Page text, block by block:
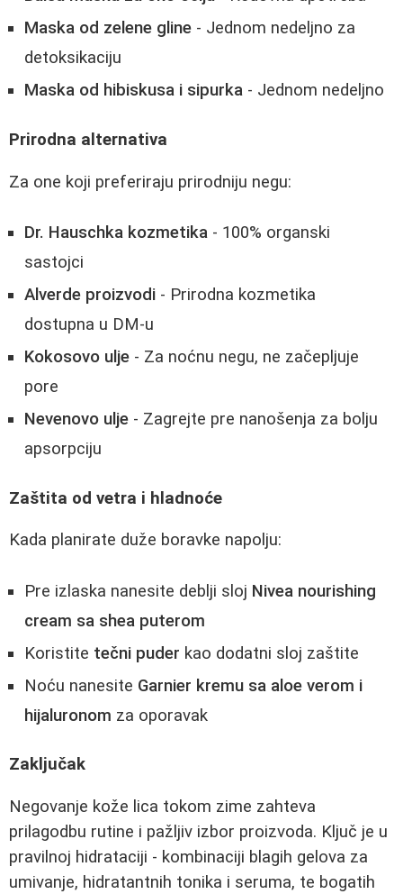
Maska od zelene gline - Jednom nedeljno za
detoksikaciju
Maska od hibiskusa i sipurka - Jednom nedeljno
Prirodna alternativa
Za one koji preferiraju prirodniju negu:
Dr. Hauschka kozmetika - 100% organski
sastojci
Alverde proizvodi - Prirodna kozmetika
dostupna u DM-u
Kokosovo ulje - Za noćnu negu, ne začepljuje
pore
Nevenovo ulje - Zagrejte pre nanošenja za bolju
apsorpciju
Zaštita od vetra i hladnoće
Kada planirate duže boravke napolju:
Pre izlaska nanesite deblji sloj Nivea nourishing
cream sa shea puterom
Koristite tečni puder kao dodatni sloj zaštite
Noću nanesite Garnier kremu sa aloe verom i
hijaluronom za oporavak
Zaključak
Negovanje kože lica tokom zime zahteva
prilagodbu rutine i pažljiv izbor proizvoda. Ključ je u
pravilnoj hidrataciji - kombinaciji blagih gelova za
umivanje, hidratantnih tonika i seruma, te bogatih